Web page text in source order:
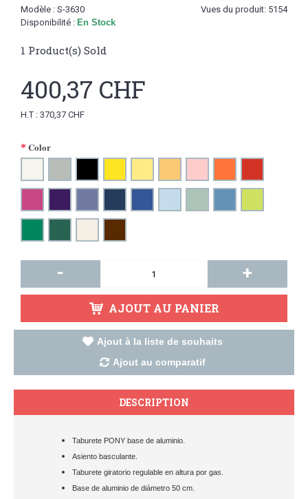
Vues du produit: 5154
Modèle : S-3630
Disponibilité : En Stock
1 Product(s) Sold
400,37 CHF
H.T : 370,37 CHF
Color
- +
AJOUT AU PANIER
Ajout à la liste de souhaits
Ajout au comparatif
DESCRIPTION
Taburete PONY base de aluminio.
Asiento basculante.
Taburete giratorio regulable en altura por gas.
Base de aluminio de diámetro 50 cm.